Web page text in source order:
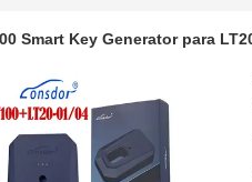
Smart Key Generator para